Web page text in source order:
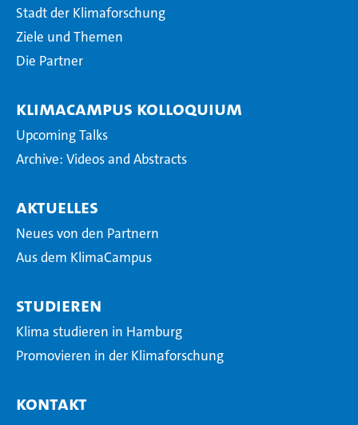
Stadt der Klimaforschung
Ziele und Themen
Die Partner
KlimaCampus Kolloquium
Upcoming Talks
Archive: Videos and Abstracts
Aktuelles
Neues von den Partnern
Aus dem KlimaCampus
Studieren
Klima studieren in Hamburg
Promovieren in der Klimaforschung
Kontakt